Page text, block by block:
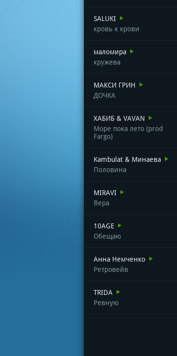
SALUKI
кровь к крови
маломира
кружева
МАКСИ ГРИН
ДОЧКА
ХАБИБ & VAVAN
Море пока лето (prod
Fargo)
Kambulat & Минаева
Половина
MIRAVI
Вера
10AGE
Обещаю
Анна Немченко
Ретровейв
TRIDA
Ревную